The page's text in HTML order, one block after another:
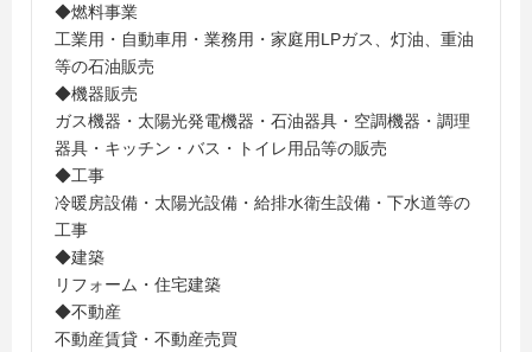
◆燃料事業
工業用・自動車用・業務用・家庭用LPガス、灯油、重油
等の石油販売
◆機器販売
ガス機器・太陽光発電機器・石油器具・空調機器・調理
器具・キッチン・バス・トイレ用品等の販売
◆工事
冷暖房設備・太陽光設備・給排水衛生設備・下水道等の
工事
◆建築
リフォーム・住宅建築
◆不動産
不動産賃貸・不動産売買